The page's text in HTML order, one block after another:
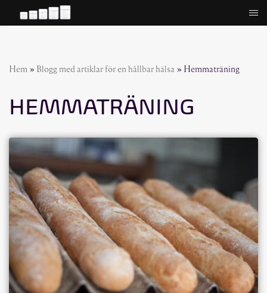
Hem » Blogg med artiklar för en hållbar hälsa » Hemmaträning
HEMMATRÄNING